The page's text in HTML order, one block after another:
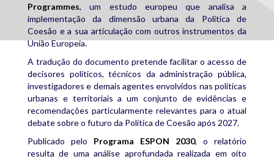
Programmes, um estudo europeu que analisa a
implementação da dimensão urbana da Política de
Coesão e a sua articulação com outros instrumentos da
União Europeia.
A tradução do documento pretende facilitar o acesso de
decisores políticos, técnicos da administração pública,
investigadores e demais agentes envolvidos nas políticas
urbanas e territoriais a um conjunto de evidências e
recomendações particularmente relevantes para o atual
debate sobre o futuro da Política de Coesão após 2027.
Publicado pelo Programa ESPON 2030, o relatório
resulta de uma análise aprofundada realizada em oito